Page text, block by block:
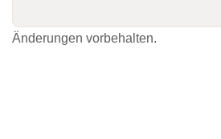
Änderungen vorbehalten.